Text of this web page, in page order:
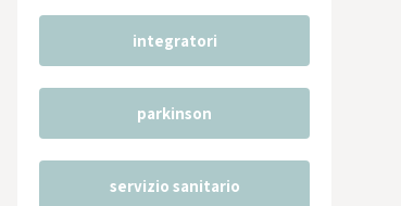
integratori
parkinson
servizio sanitario